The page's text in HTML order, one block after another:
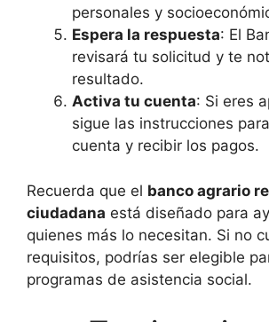
personales y
Espera la respuesta: El
revisará tu solicitud y te
resultado.
Activa tu cuenta: Si eres
sigue las instrucciones
cuenta y recibir los pagos.
Recuerda que el banco agrario
ciudadana está diseñado para
quienes más lo necesitan. Si no
requisitos, podrías ser elegible
programas de asistencia social.